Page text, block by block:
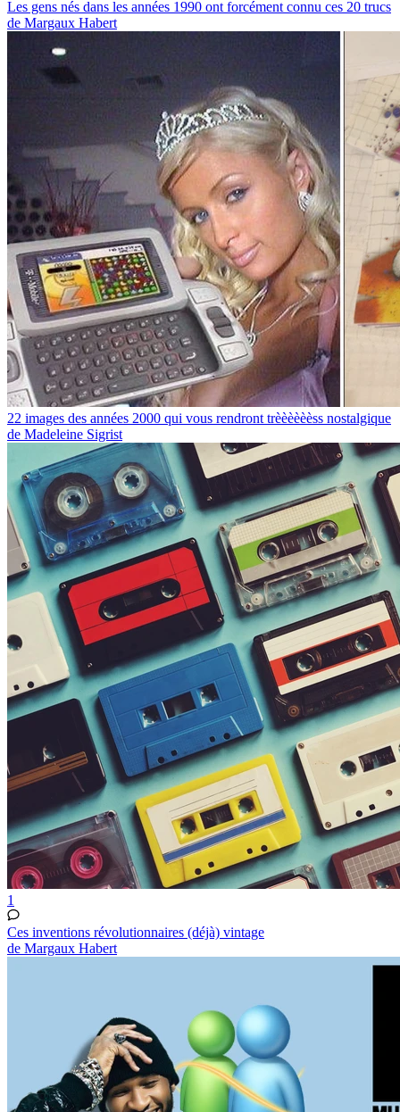
Les gens nés dans les années 1990 ont forcément connu ces 20 trucs
de Margaux Habert
22 images des années 2000 qui vous rendront trèèèèèèss nostalgique
de Madeleine Sigrist
1
Ces inventions révolutionnaires (déjà) vintage
de Margaux Habert